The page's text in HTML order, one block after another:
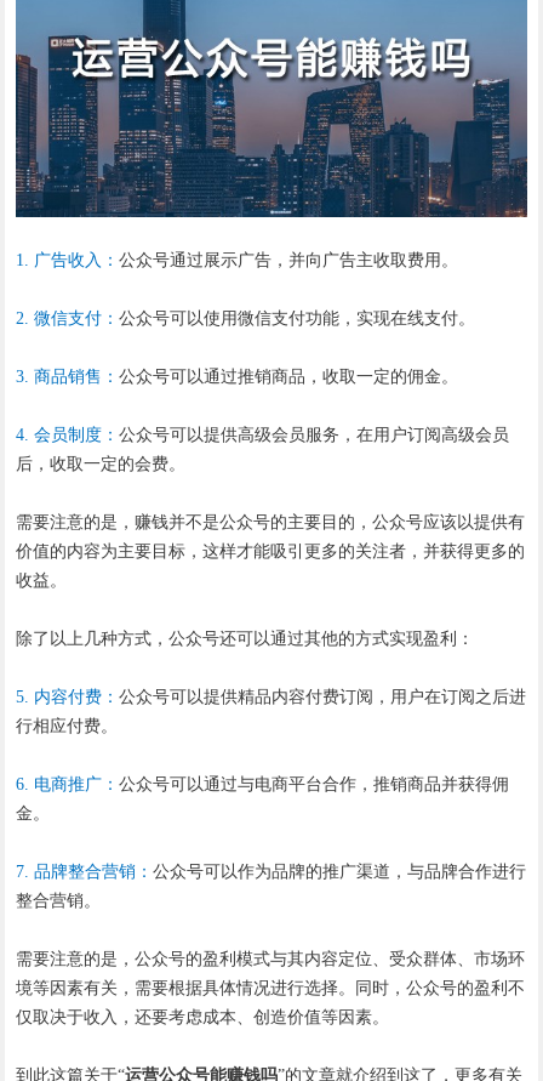
1. 广告收入：公众号通过展示广告，并向广告主收取费用。
2. 微信支付：公众号可以使用微信支付功能，实现在线支付。
3. 商品销售：公众号可以通过推销商品，收取一定的佣金。
4. 会员制度：公众号可以提供高级会员服务，在用户订阅高级会员
后，收取一定的会费。
需要注意的是，赚钱并不是公众号的主要目的，公众号应该以提供有
价值的内容为主要目标，这样才能吸引更多的关注者，并获得更多的
收益。
除了以上几种方式，公众号还可以通过其他的方式实现盈利：
5. 内容付费：公众号可以提供精品内容付费订阅，用户在订阅之后进
行相应付费。
6. 电商推广：公众号可以通过与电商平台合作，推销商品并获得佣
金。
7. 品牌整合营销：公众号可以作为品牌的推广渠道，与品牌合作进行
整合营销。
需要注意的是，公众号的盈利模式与其内容定位、受众群体、市场环
境等因素有关，需要根据具体情况进行选择。同时，公众号的盈利不
仅取决于收入，还要考虑成本、创造价值等因素。
到此这篇关于“运营公众号能赚钱吗”的文章就介绍到这了，更多有关